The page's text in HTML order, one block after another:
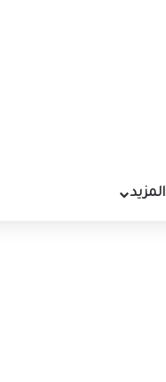
المزيد